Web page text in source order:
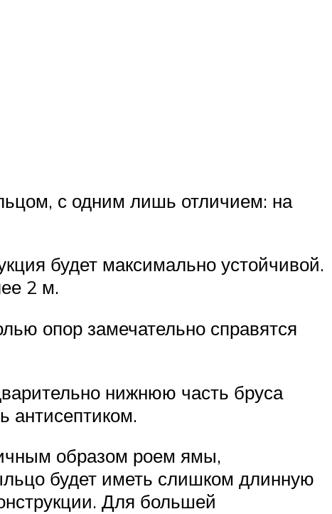
с одним лишь отличием: на
будет максимально устойчивой.
2 м.
опор замечательно справятся
нижнюю часть бруса
антисептиком.
образом роем ямы,
будет иметь слишком длинную
Для большей